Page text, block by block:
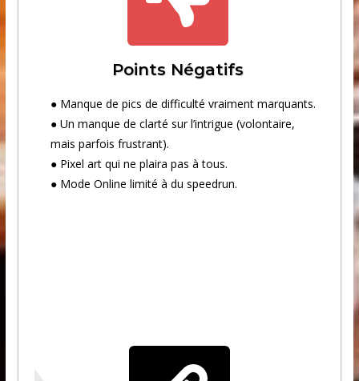
Points Négatifs
● Manque de pics de difficulté vraiment marquants.
● Un manque de clarté sur l’intrigue (volontaire,
mais parfois frustrant).
● Pixel art qui ne plaira pas à tous.
● Mode Online limité à du speedrun.